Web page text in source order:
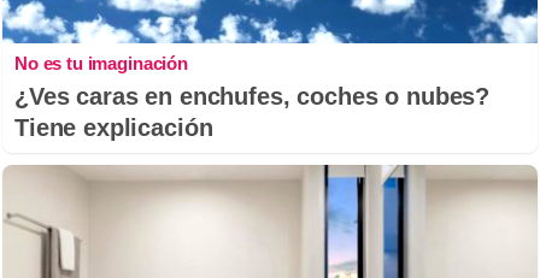
No es tu imaginación
¿Ves caras en enchufes, coches o nubes?
Tiene explicación